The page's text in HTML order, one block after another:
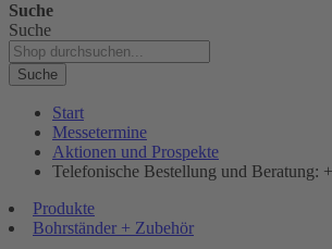
Suche
Suche
Suche
Start
Messetermine
Aktionen und Prospekte
Telefonische Bestellung und Beratung:
Produkte
Bohrständer + Zubehör